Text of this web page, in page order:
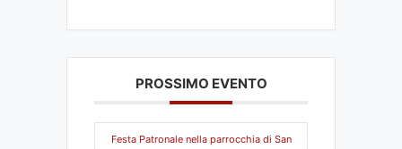
PROSSIMO EVENTO
Festa Patronale nella parrocchia di San